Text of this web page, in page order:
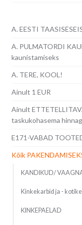
A. EESTI
A. PULMATORDI
kaunistamiseks
A. TERE, KOOL!
Ainult 1 EUR
Ainult
taskukohasema
E171-VABAD
Kõik
KANDIKUD/
Kinkekarbid ja -
KINKEPAELAD